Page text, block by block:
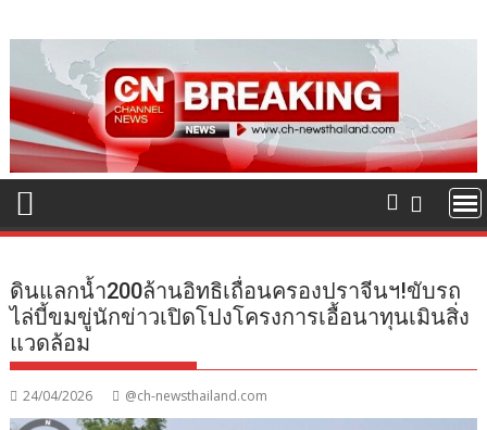
to
content
ดินแลกน้ำ200ล้านอิทธิเถื่อนครองปราจีนฯ!ขับรถ
ไล่บี้ขมขู่นักข่าวเปิดโปงโครงการเอื้อนาทุนเมินสิ่ง
แวดล้อม
24/04/2026 @ch-newsthailand.com